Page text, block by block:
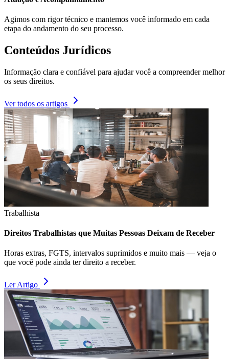
Agimos com rigor técnico e mantemos você informado em cada
etapa do andamento do seu processo.
Conteúdos Jurídicos
Informação clara e confiável para ajudar você a compreender melhor
os seus direitos.
Ver todos os artigos
Trabalhista
Direitos Trabalhistas que Muitas Pessoas Deixam de Receber
Horas extras, FGTS, intervalos suprimidos e muito mais — veja o
que você pode ainda ter direito a receber.
Ler Artigo